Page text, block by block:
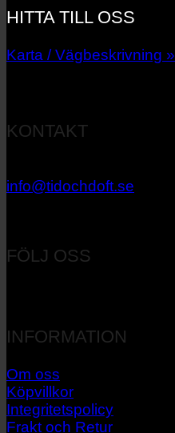
HITTA TILL OSS
Karta / Vägbeskrivning »
KONTAKT
info@tidochdoft.se
FÖLJ OSS
INFORMATION
Om oss
Köpvillkor
Integritetspolicy
Frakt och Retur